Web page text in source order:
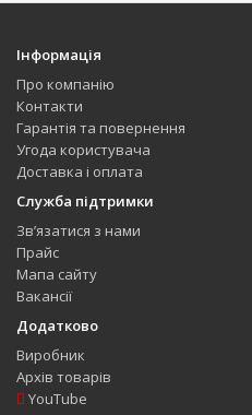
Інформація
Про компанію
Контакти
Гарантія та повернення
Угода користувача
Доставка і оплата
Служба підтримки
Зв’язатися з нами
Прайс
Мапа сайту
Вакансії
Додатково
Виробник
Архів товарів
YouTube